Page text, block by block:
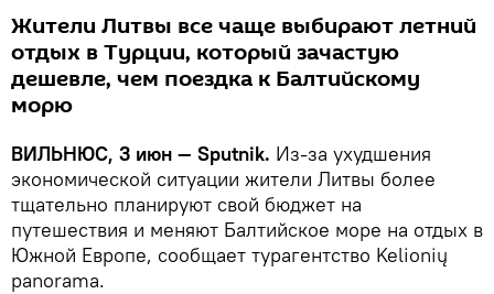
Жители Литвы все чаще выбирают летний
отдых в Турции, который зачастую
дешевле, чем поездка к Балтийскому
морю
ВИЛЬНЮС, 3 июн — Sputnik. Из-за ухудшения
экономической ситуации жители Литвы более
тщательно планируют свой бюджет на
путешествия и меняют Балтийское море на отдых в
Южной Европе, сообщает турагентство Kelionių
panoramа.